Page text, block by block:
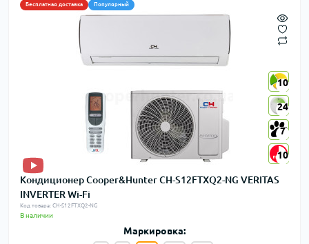
Бесплатная доставка Популярный
10
24
7
10
10
24
7
10
Кондиционер Cooper&Hunter CH-S12FTXQ2-NG VERITAS
INVERTER Wi-Fi
Код товара: CH-S12FTXQ2-NG
В наличии
Маркировка: